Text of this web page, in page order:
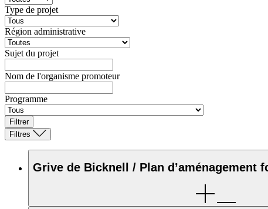
Type de projet
Région administrative
Sujet du projet
Nom de l'organisme promoteur
Programme
Filtrer
Filtres
Grive de Bicknell / Plan d’aménagement